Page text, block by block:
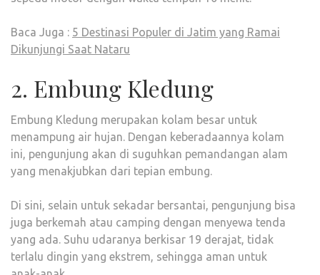
Baca Juga : 5 Destinasi Populer di Jatim yang Ramai
Dikunjungi Saat Nataru
2. Embung Kledung
Embung Kledung merupakan kolam besar untuk
menampung air hujan. Dengan keberadaannya kolam
ini, pengunjung akan di suguhkan pemandangan alam
yang menakjubkan dari tepian embung.
Di sini, selain untuk sekadar bersantai, pengunjung bisa
juga berkemah atau camping dengan menyewa tenda
yang ada. Suhu udaranya berkisar 19 derajat, tidak
terlalu dingin yang ekstrem, sehingga aman untuk